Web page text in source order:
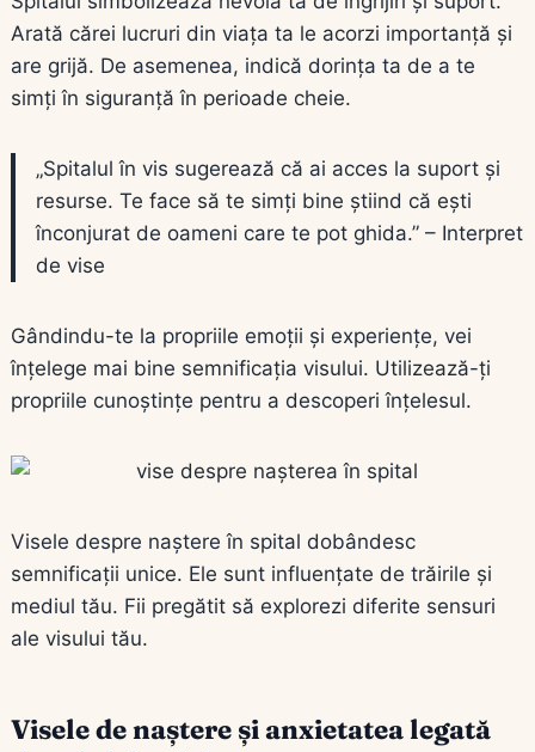
Arată cărei lucruri din viața ta le acorzi importanță și
are grijă. De asemenea, indică dorința ta de a te
simți în siguranță în perioade cheie.
„Spitalul în vis sugerează că ai acces la suport și
resurse. Te face să te simți bine știind că ești
înconjurat de oameni care te pot ghida.” – Interpret
de vise
Gândindu-te la propriile emoții și experiențe, vei
înțelege mai bine semnificația visului. Utilizează-ți
propriile cunoștințe pentru a descoperi înțelesul.
Visele despre naștere în spital dobândesc
semnificații unice. Ele sunt influențate de trăirile și
mediul tău. Fii pregătit să explorezi diferite sensuri
ale visului tău.
Visele de naștere și anxietatea legată